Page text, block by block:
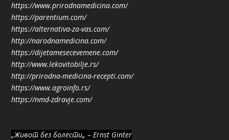
https://www.prirodnamedicina.com/
https://parentium.com/
https://alternativa-za-vas.com/
http://narodnamedicina.com/
https://dijetamesecevemene.com/
http://www.lekovitobilje.rs/
http://prirodna-medicina-recepti.com/
https://www.agroinfo.rs/
https://nmd-zdravje.com/
„Живот без болести„ – Ernst Ginter